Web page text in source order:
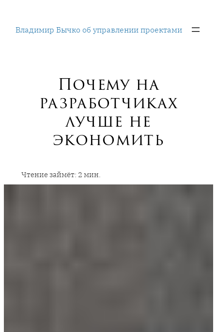
содержимому
Владимир Бычко об управлении проектами
Почему на
разработчиках
лучше не
экономить